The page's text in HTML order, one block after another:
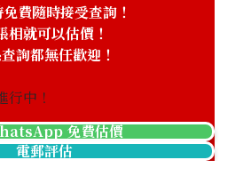
Skin Chain Shoulder
費隨時接受查詢！
相就可以估價！
詢都無任歡迎！
行中！
免費估價
電郵評估